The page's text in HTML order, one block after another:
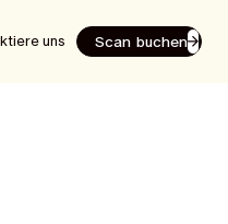
uns Scan buchen